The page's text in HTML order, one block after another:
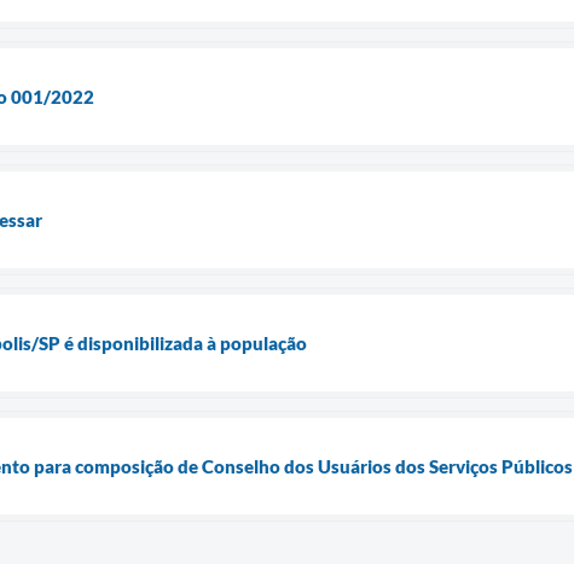
001/2022
SP é disponibilizada à população
para composição de Conselho dos Usuários dos Serviços Públicos